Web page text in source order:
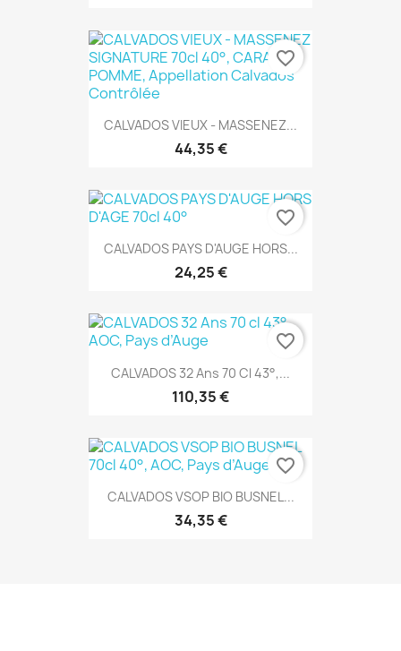
CALVADOS VIEUX - MASSENEZ...
44,35 €
favorite_border
CALVADOS PAYS D'AUGE HORS...
24,25 €
favorite_border
CALVADOS 32 Ans 70 Cl 43°,...
110,35 €
favorite_border
CALVADOS VSOP BIO BUSNEL...
34,35 €
favorite_border